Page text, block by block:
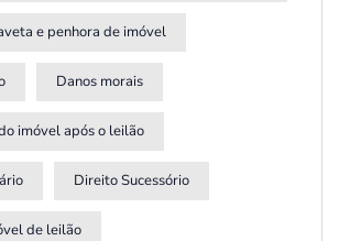
e penhora de imóvel
Danos morais
imóvel após o leilão
Direito Sucessório
de leilão